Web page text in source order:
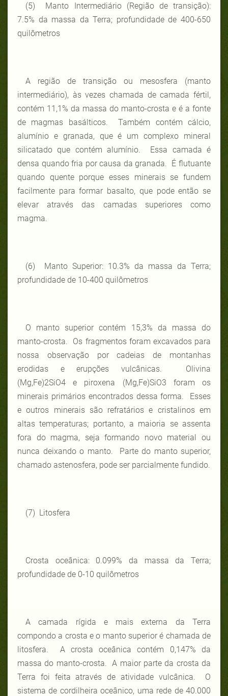
(5) Manto Intermediário (Região de transição):
7.5% da massa da Terra; profundidade de 400-650
quilômetros
A região de transição ou mesosfera (manto
intermediário), às vezes chamada de camada fértil,
contém 11,1% da massa do manto-crosta e é a fonte
de magmas basálticos. Também contém cálcio,
alumínio e granada, que é um complexo mineral
silicatado que contém alumínio. Essa camada é
densa quando fria por causa da granada. É flutuante
quando quente porque esses minerais se fundem
facilmente para formar basalto, que pode então se
elevar através das camadas superiores como
magma.
(6) Manto Superior: 10.3% da massa da Terra;
profundidade de 10-400 quilômetros
O manto superior contém 15,3% da massa do
manto-crosta. Os fragmentos foram excavados para
nossa observação por cadeias de montanhas
erodidas e erupções vulcânicas. Olivina
(Mg,Fe)2SiO4 e piroxena (Mg,Fe)SiO3 foram os
minerais primários encontrados dessa forma. Esses
e outros minerais são refratários e cristalinos em
altas temperaturas; portanto, a maioria se assenta
fora do magma, seja formando novo material ou
nunca deixando o manto. Parte do manto superior,
chamado astenosfera, pode ser parcialmente fundido.
(7) Litosfera
Crosta oceânica: 0.099% da massa da Terra;
profundidade de 0-10 quilômetros
A camada rígida e mais externa da Terra
compondo a crosta e o manto superior é chamada de
litosfera. A crosta oceânica contém 0,147% da
massa do manto-crosta. A maior parte da crosta da
Terra foi feita através de atividade vulcânica. O
sistema de cordilheira oceânico, uma rede de 40.000